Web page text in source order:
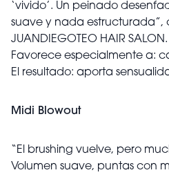
‘vivido’. Un peinado
suave y nada estructurada”,
JUANDIEGOTEO HAIR SALON.
Favorece especialmente a:
El resultado: aporta
Midi Blowout
“El brushing vuelve, pero
Volumen suave, puntas con